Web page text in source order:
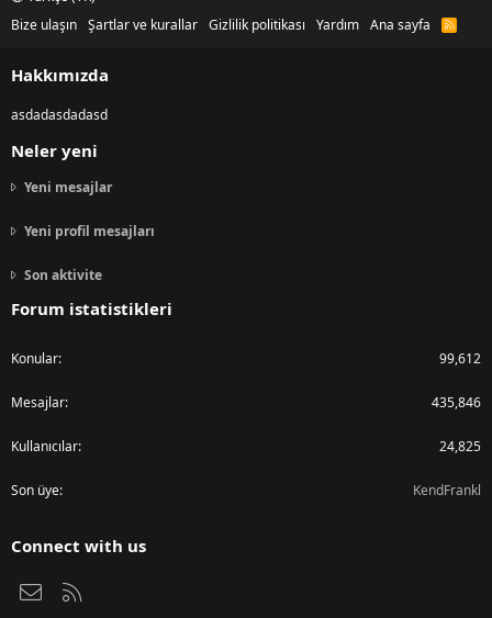
Bize ulaşın Şartlar ve kurallar Gizlilik politikası Yardım Ana sayfa
R
S
Hakkımızda
asdadasdadasd
Neler yeni
Yeni mesajlar
Yeni profil mesajları
Son aktivite
Forum istatistikleri
Konular 99,612
Mesajlar 435,846
Kullanıcılar 24,825
Son üye KendFrankl
Connect with us
Bize ulaşın